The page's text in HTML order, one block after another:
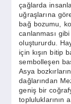
YAŞAM
çağlarda
uğraşlarına
bağ bozumu,
canlanması
oluştururdu.
için kışın bitip
sembolleşen
Asya
dağlarından
geniş bir
topluluklarının